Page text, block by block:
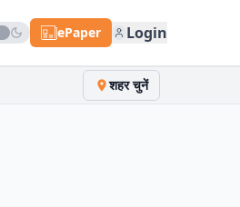
ePaper Login
शहर चुनें